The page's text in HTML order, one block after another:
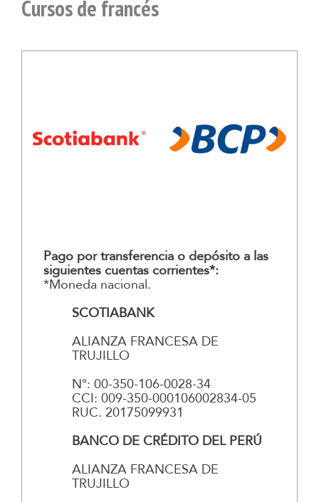
Cursos de francés
Pago por transferencia o depósito a las
siguientes cuentas corrientes*:
*Moneda nacional.
SCOTIABANK
ALIANZA FRANCESA DE
TRUJILLO
N°: 00-350-106-0028-34
CCI: 009-350-000106002834-05
RUC. 20175099931
BANCO DE CRÉDITO DEL PERÚ
ALIANZA FRANCESA DE
TRUJILLO